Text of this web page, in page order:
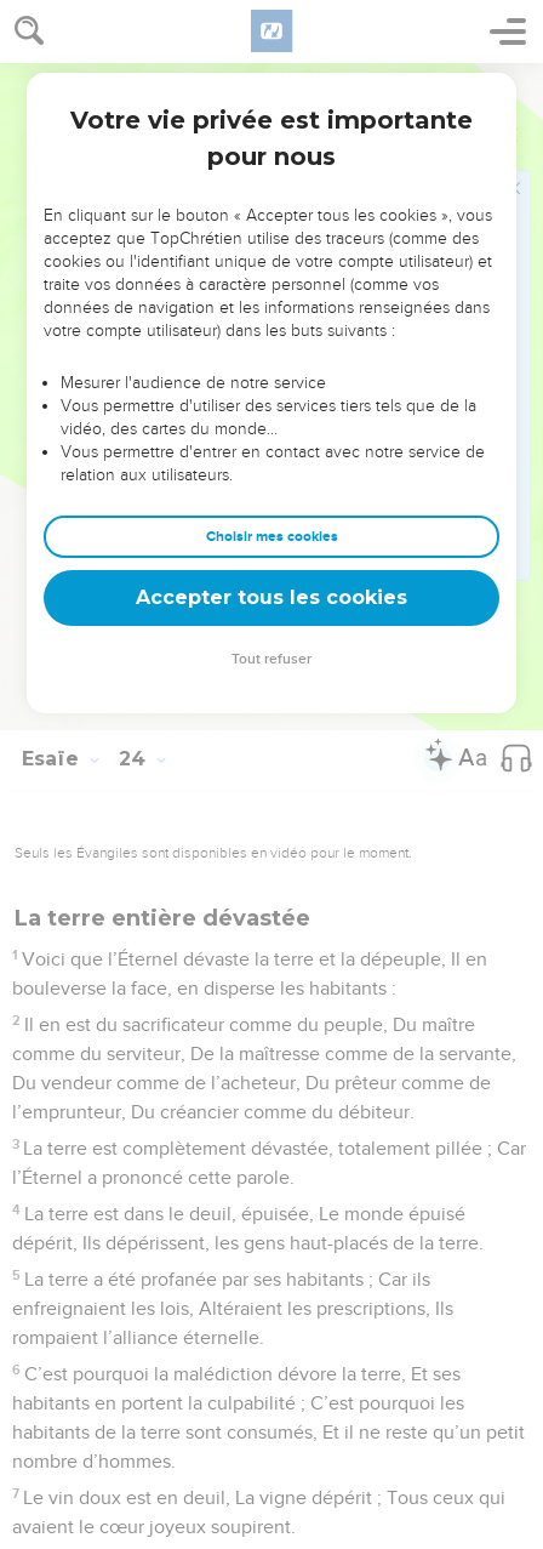
Esaïe 23
Voici le pays des Chaldéens Qui n’étaient pas un peuple ;
Les Assyriens l’ont destiné aux habitants du désert ; Ils
élèvent des tours de garde, Ils renversent les donjons de Tyr,
Lamentez-vous, navires de Tarsis ! Car votre forteresse est
En ce jour-là, Tyr tombera dans l’oubli soixante-dix ans, Ce
que durent les jours d’un roi. Au bout de soixante-dix ans, il
en sera de Tyr Comme de la prostituée dont parle la
chanson :
Prends une cithare, Fais le tour de la ville, Prostituée qu’on
souvienne de toi ! –
Au bout de soixante-dix ans, L’Éternel visitera Tyr, Et elle
retournera à son salaire impur ; Elle se prostituera à tous les
royaumes du monde, Sur la face de la terre.
Mais son gain et son salaire impur Seront consacrés à
l’Éternel, Ils ne seront ni entassés ni conservés ; Car son gain
sera pour ceux qui habitent devant l’Éternel Une nourriture
qui rassasie Et des vêtements magnifiques.
© Société biblique française – Bibli’O, 1978, avec autorisation. Pour vous procurer
Esaïe 24
Seuls les Évangiles sont disponibles en vidéo pour le moment.
La terre entière dévastée
1 Voici que l’Éternel dévaste la terre et la dépeuple, Il en
bouleverse la face, en disperse les habitants :
2 Il en est du sacrificateur comme du peuple, Du maître
comme du serviteur, De la maîtresse comme de la servante,
Du vendeur comme de l’acheteur, Du prêteur comme de
l’emprunteur, Du créancier comme du débiteur.
3 La terre est complètement dévastée, totalement pillée ; Car
l’Éternel a prononcé cette parole.
4 La terre est dans le deuil, épuisée, Le monde épuisé
dépérit, Ils dépérissent, les gens haut-placés de la terre.
5 La terre a été profanée par ses habitants ; Car ils
enfreignaient les lois, Altéraient les prescriptions, Ils
rompaient l’alliance éternelle.
6 C’est pourquoi la malédiction dévore la terre, Et ses
habitants en portent la culpabilité ; C’est pourquoi les
habitants de la terre sont consumés, Et il ne reste qu’un petit
nombre d’hommes.
7 Le vin doux est en deuil, La vigne dépérit ; Tous ceux qui
avaient le cœur joyeux soupirent.
Votre vie privée est importante
pour nous
En cliquant sur le bouton « Accepter tous les cookies », vous
acceptez que TopChrétien utilise des traceurs (comme des
cookies ou l'identifiant unique de votre compte utilisateur) et
traite vos données à caractère personnel (comme vos
données de navigation et les informations renseignées dans
votre compte utilisateur) dans les buts suivants :
Mesurer l'audience de notre service
Vous permettre d'utiliser des services tiers tels que de la
vidéo, des cartes du monde…
Vous permettre d'entrer en contact avec notre service de
relation aux utilisateurs.
Choisir mes cookies
Accepter tous les cookies
Tout refuser